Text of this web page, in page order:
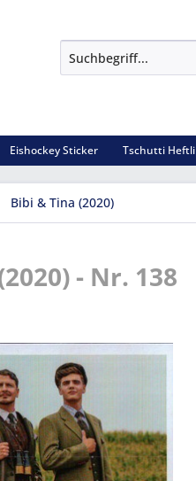
Eishockey Sticker Tschutti Heftli
Bibi & Tina (2020)
- Nr. 138